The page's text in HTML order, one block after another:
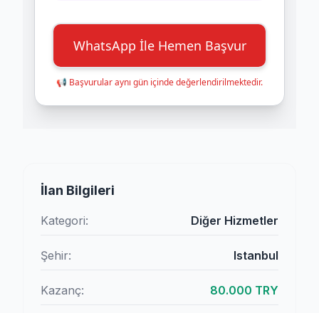
WhatsApp İle Hemen Başvur
📢 Başvurular aynı gün içinde değerlendirilmektedir.
İlan Bilgileri
Kategori: Diğer Hizmetler
Şehir: Istanbul
Kazanç: 80.000 TRY